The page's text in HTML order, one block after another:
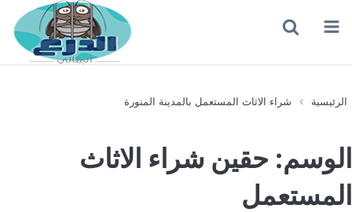
القائمة
الرئيسية شراء الاثاث المستعمل بالمدينة المنورة
الوسم: حقين شراء الاثاث
المستعمل